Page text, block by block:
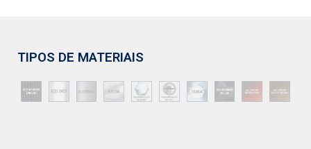
TIPOS DE MATERIAIS